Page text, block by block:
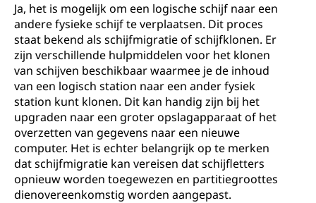
Ja, het is mogelijk om een logische schijf naar een
andere fysieke schijf te verplaatsen. Dit proces
staat bekend als schijfmigratie of schijfklonen. Er
zijn verschillende hulpmiddelen voor het klonen
van schijven beschikbaar waarmee je de inhoud
van een logisch station naar een ander fysiek
station kunt klonen. Dit kan handig zijn bij het
upgraden naar een groter opslagapparaat of het
overzetten van gegevens naar een nieuwe
computer. Het is echter belangrijk op te merken
dat schijfmigratie kan vereisen dat schijfletters
opnieuw worden toegewezen en partitiegroottes
dienovereenkomstig worden aangepast.